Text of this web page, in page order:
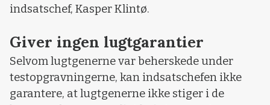
indsatschef, Kasper Klintø.
Giver ingen lugtgarantier
Selvom lugtgenerne var beherskede under
testopgravningerne, kan indsatschefen ikke
garantere, at lugtgenerne ikke stiger i de